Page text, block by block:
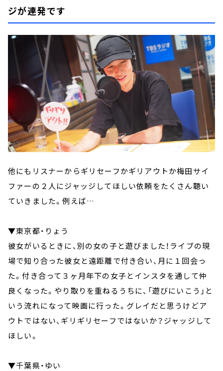
ジが連発です
他にもリスナーからギリセーフかギリアウトか梅田サイ
ファーの２人にジャッジしてほしい依頼をたくさん聴い
ていきました。例えば…
▼東京都・りょう
彼女がいるときに、別の女の子と遊びました！ライブの現
場で知り合った彼女と遠距離で付き合い、月に１回会っ
た。付き合って３ヶ月年下の女子とインスタを通して仲
良くなった。やり取りを重ねるうちに、「遊びにいこう」と
いう流れになって映画に行った。グレイだと思うけどア
ウトではない、ギリギリセーフではないか？ジャッジして
ほしい。
▼千葉県・ゆい